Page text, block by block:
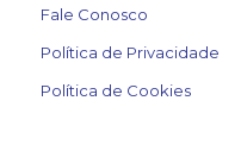
Fale Conosco
Política de Privacidade
Política de Cookies